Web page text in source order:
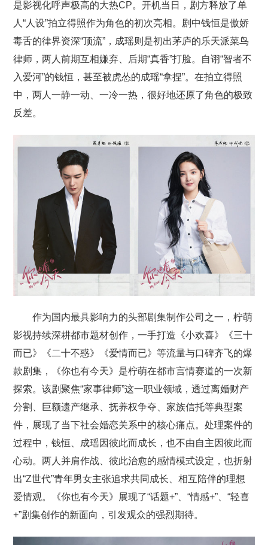
是影视化呼声极高的大热CP。开机当日，剧方释放了单
人“人设”拍立得照作为角色的初次亮相。剧中钱恒是傲娇
毒舌的律界资深“顶流”，成瑶则是初出茅庐的乐天派菜鸟
律师，两人前期互相嫌弃、后期“真香”打脸。自诩“智者不
入爱河”的钱恒，甚至被虎怂的成瑶“拿捏”。在拍立得照
中，两人一静一动、一冷一热，很好地还原了角色的极致
反差。
作为国内最具影响力的头部剧集制作公司之一，柠萌
影视持续深耕都市题材创作，一手打造《小欢喜》《三十
而已》《二十不惑》《爱情而已》等流量与口碑齐飞的爆
款剧集，《你也有今天》是柠萌在都市言情赛道的一次新
探索。该剧聚焦“家事律师”这一职业领域，透过离婚财产
分割、巨额遗产继承、抚养权争夺、家族信托等典型案
件，展现了当下社会婚恋关系中的核心痛点。处理案件的
过程中，钱恒、成瑶因彼此而成长，也不由自主因彼此而
心动。两人并肩作战、彼此治愈的感情模式设定，也折射
出“Z世代”青年男女主张追求共同成长、相互陪伴的理想
爱情观。《你也有今天》展现了“话题+”、“情感+”、“轻喜
+”剧集创作的新面向，引发观众的强烈期待。